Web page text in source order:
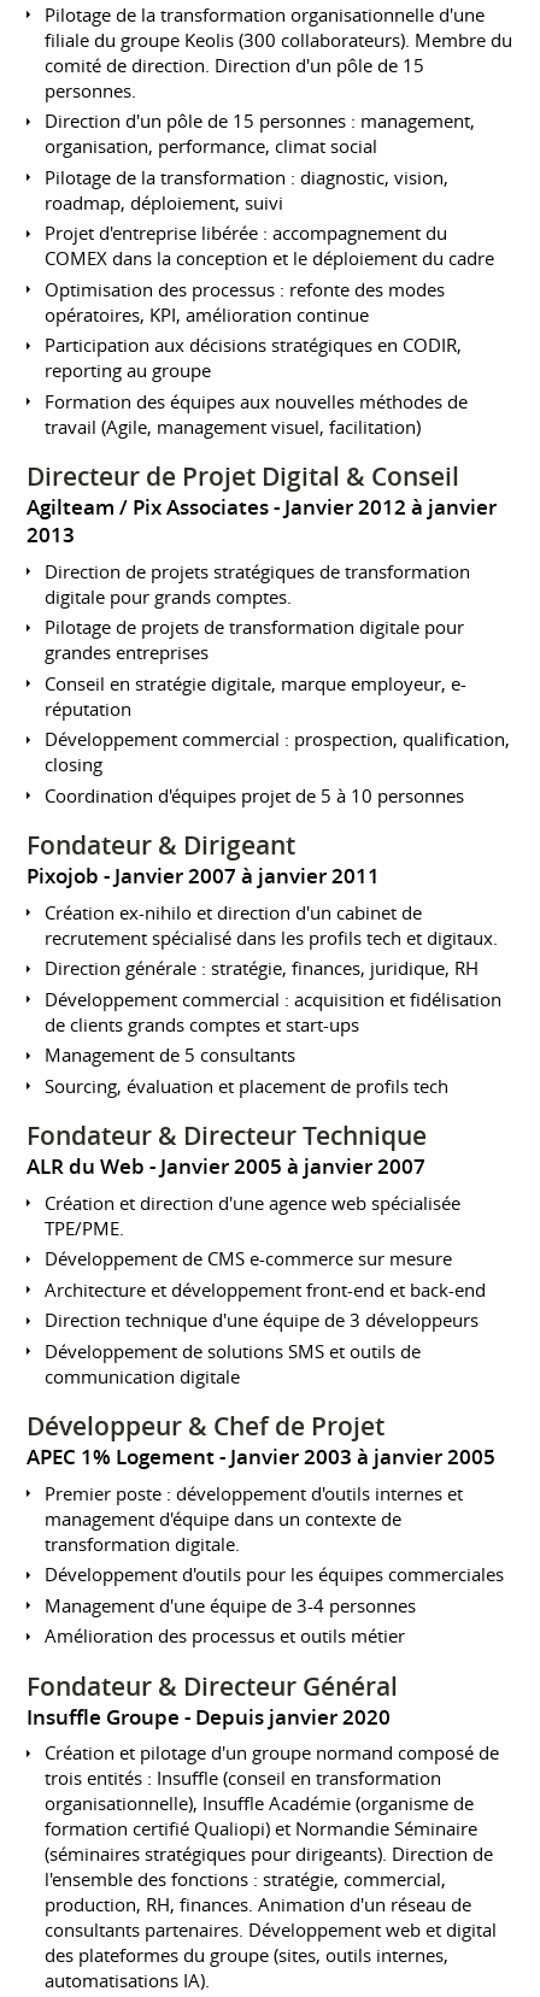
Pilotage de la transformation organisationnelle d'une
filiale du groupe Keolis (300 collaborateurs). Membre du
comité de direction. Direction d'un pôle de 15
personnes.
Direction d'un pôle de 15 personnes : management,
organisation, performance, climat social
Pilotage de la transformation : diagnostic, vision,
roadmap, déploiement, suivi
Projet d'entreprise libérée : accompagnement du
COMEX dans la conception et le déploiement du cadre
Optimisation des processus : refonte des modes
opératoires, KPI, amélioration continue
Participation aux décisions stratégiques en CODIR,
reporting au groupe
Formation des équipes aux nouvelles méthodes de
travail (Agile, management visuel, facilitation)
Directeur de Projet Digital & Conseil
Agilteam / Pix Associates
Janvier 2012 à janvier
2013
Direction de projets stratégiques de transformation
digitale pour grands comptes.
Pilotage de projets de transformation digitale pour
grandes entreprises
Conseil en stratégie digitale, marque employeur, e-
réputation
Développement commercial : prospection, qualification,
closing
Coordination d'équipes projet de 5 à 10 personnes
Fondateur & Dirigeant
Pixojob Janvier 2007 à janvier 2011
Création ex-nihilo et direction d'un cabinet de
recrutement spécialisé dans les profils tech et digitaux.
Direction générale : stratégie, finances, juridique, RH
Développement commercial : acquisition et fidélisation
de clients grands comptes et start-ups
Management de 5 consultants
Sourcing, évaluation et placement de profils tech
Fondateur & Directeur Technique
ALR du Web Janvier 2005 à janvier 2007
Création et direction d'une agence web spécialisée
TPE/PME.
Développement de CMS e-commerce sur mesure
Architecture et développement front-end et back-end
Direction technique d'une équipe de 3 développeurs
Développement de solutions SMS et outils de
communication digitale
Développeur & Chef de Projet
APEC 1% Logement Janvier 2003 à janvier 2005
Premier poste : développement d'outils internes et
management d'équipe dans un contexte de
transformation digitale.
Développement d'outils pour les équipes commerciales
Management d'une équipe de 3-4 personnes
Amélioration des processus et outils métier
Fondateur & Directeur Général
Insuffle Groupe Depuis janvier 2020
Création et pilotage d'un groupe normand composé de
trois entités : Insuffle (conseil en transformation
organisationnelle), Insuffle Académie (organisme de
formation certifié Qualiopi) et Normandie Séminaire
(séminaires stratégiques pour dirigeants). Direction de
l'ensemble des fonctions : stratégie, commercial,
production, RH, finances. Animation d'un réseau de
consultants partenaires. Développement web et digital
des plateformes du groupe (sites, outils internes,
automatisations IA).